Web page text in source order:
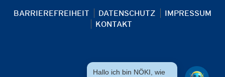
BARRIEREFREIHEIT DATENSCHUTZ
IMPRESSUM
KONTAKT
Hallo ich bin NÖKI, wie